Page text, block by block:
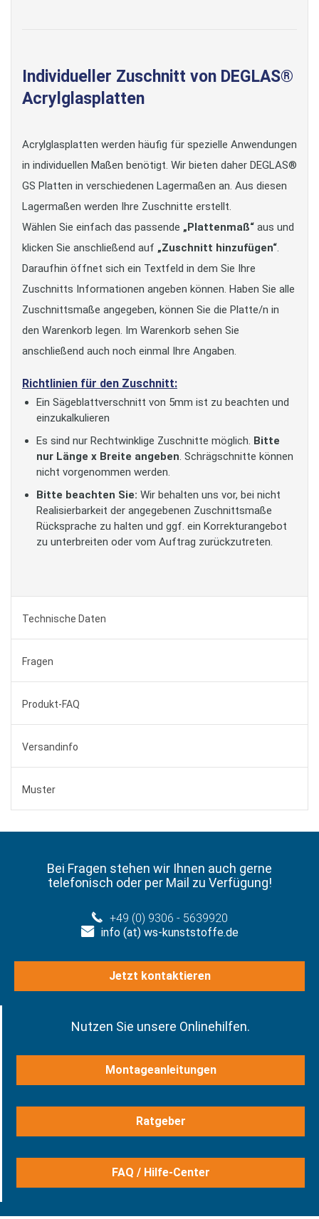
Individueller Zuschnitt von DEGLAS®
Acrylglasplatten
Acrylglasplatten werden häufig für spezielle Anwendungen
in individuellen Maßen benötigt. Wir bieten daher DEGLAS®
GS Platten in verschiedenen Lagermaßen an. Aus diesen
Lagermaßen werden Ihre Zuschnitte erstellt.
Wählen Sie einfach das passende „Plattenmaß“ aus und
klicken Sie anschließend auf „Zuschnitt hinzufügen“.
Daraufhin öffnet sich ein Textfeld in dem Sie Ihre
Zuschnitts Informationen angeben können. Haben Sie alle
Zuschnittsmaße angegeben, können Sie die Platte/n in
den Warenkorb legen. Im Warenkorb sehen Sie
anschließend auch noch einmal Ihre Angaben.
Richtlinien für den Zuschnitt:
Ein Sägeblattverschnitt von 5mm ist zu beachten und
einzukalkulieren
Es sind nur Rechtwinklige Zuschnitte möglich. Bitte
nur Länge x Breite angeben. Schrägschnitte können
nicht vorgenommen werden.
Bitte beachten Sie: Wir behalten uns vor, bei nicht
Realisierbarkeit der angegebenen Zuschnittsmaße
Rücksprache zu halten und ggf. ein Korrekturangebot
zu unterbreiten oder vom Auftrag zurückzutreten.
Technische Daten
Fragen
Produkt-FAQ
Versandinfo
Muster
Bei Fragen stehen wir Ihnen auch gerne
telefonisch oder per Mail zu Verfügung!
+49 (0) 9306 - 5639920
info (at) ws-kunststoffe.de
Jetzt kontaktieren
Nutzen Sie unsere Onlinehilfen.
Montageanleitungen
Ratgeber
FAQ / Hilfe-Center